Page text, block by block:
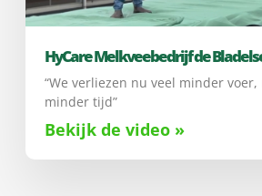
HyCare Melkveebedrijf de
“We verliezen nu veel minder voer,
minder tijd”
Bekijk de video »